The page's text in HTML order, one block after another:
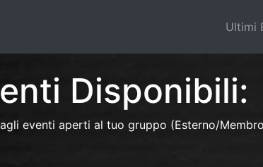
Ultimi
Disponibili:
eventi aperti al tuo gruppo (Esterno/